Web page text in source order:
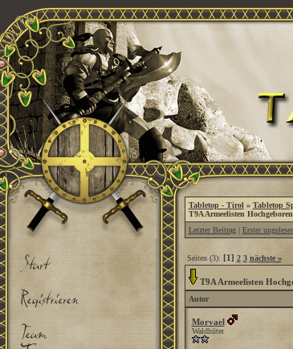
Tabletop - Tirol » Tabletop
T9A Armeelisten
Letzter Beitrag | Erster
Seiten (3): [1] 2 3 nächste »
T9A Armeelisten
Autor
Morvael
Waldhüter